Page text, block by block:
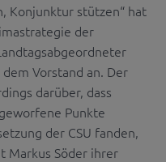
Konjunktur stützen“ hat
der
Vorstand an. Der
darüber, dass
Punkte
der CSU fanden,
Markus Söder ihrer